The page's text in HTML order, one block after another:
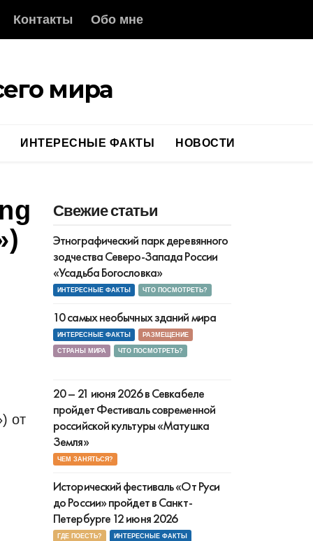
Контакты Обо мне
мира
ИНТЕРЕСНЫЕ ФАКТЫ НОВОСТИ
Свежие статьи
Этнографический парк деревянного
зодчества Северо-Запада России
«Усадьба Богословка»
ИНТЕРЕСНЫЕ ФАКТЫ ЧТО ПОСМОТРЕТЬ?
10 самых необычных зданий мира
ИНТЕРЕСНЫЕ ФАКТЫ РАЗМЕЩЕНИЕ
СТРАНЫ МИРА ЧТО ПОСМОТРЕТЬ?
20 – 21 июня 2026 в Севкабеле
пройдет Фестиваль современной
российской культуры «Матушка
Земля»
ЧЕМ ЗАНЯТЬСЯ?
Исторический фестиваль «От Руси
до России» пройдет в Санкт-
Петербурге 12 июня 2026
ГДЕ ПОЕСТЬ? ИНТЕРЕСНЫЕ ФАКТЫ